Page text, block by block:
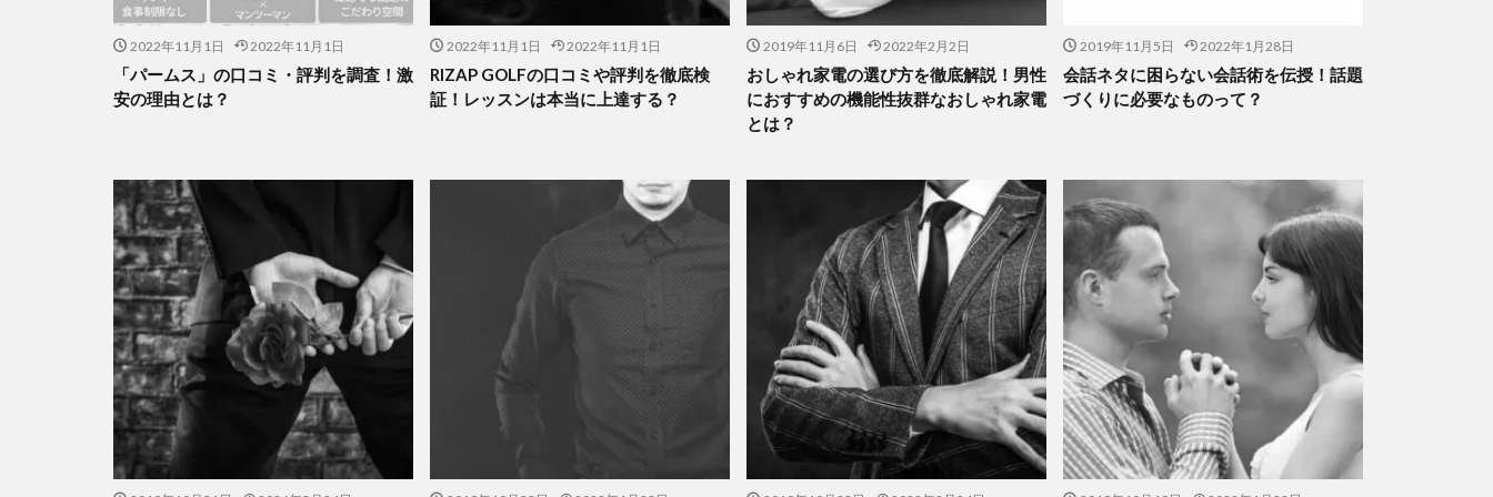
2022年11月1日 2022年11月1日
「パームス」の口コミ・評判を調査！激
安の理由とは？
2022年11月1日 2022年11月1日
RIZAP GOLFの口コミや評判を徹底検
証！レッスンは本当に上達する？
2019年11月6日 2022年2月2日
おしゃれ家電の選び方を徹底解説！男性
におすすめの機能性抜群なおしゃれ家電
とは？
2019年11月5日 2022年1月28日
会話ネタに困らない会話術を伝授！話題
づくりに必要なものって？